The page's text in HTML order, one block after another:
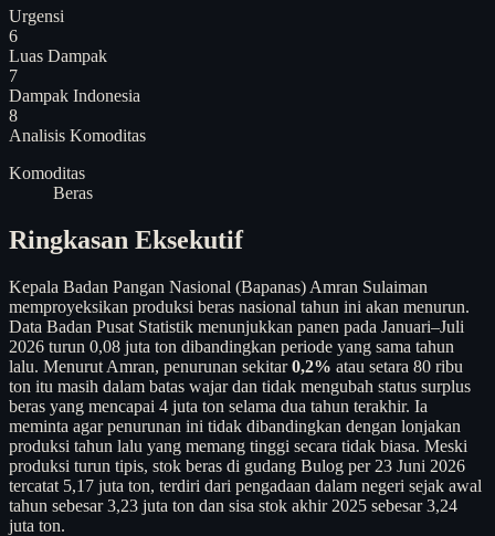
Urgensi
6
Luas Dampak
7
Dampak Indonesia
8
Analisis Komoditas
Komoditas
Beras
Ringkasan Eksekutif
Kepala Badan Pangan Nasional (Bapanas) Amran Sulaiman
memproyeksikan produksi beras nasional tahun ini akan menurun.
Data Badan Pusat Statistik menunjukkan panen pada Januari–Juli
2026 turun 0,08 juta ton dibandingkan periode yang sama tahun
lalu. Menurut Amran, penurunan sekitar0,2% atau setara 80 ribu
ton itu masih dalam batas wajar dan tidak mengubah status surplus
beras yang mencapai 4 juta ton selama dua tahun terakhir. Ia
meminta agar penurunan ini tidak dibandingkan dengan lonjakan
produksi tahun lalu yang memang tinggi secara tidak biasa. Meski
produksi turun tipis, stok beras di gudang Bulog per 23 Juni 2026
tercatat 5,17 juta ton, terdiri dari pengadaan dalam negeri sejak awal
tahun sebesar 3,23 juta ton dan sisa stok akhir 2025 sebesar 3,24
juta ton.